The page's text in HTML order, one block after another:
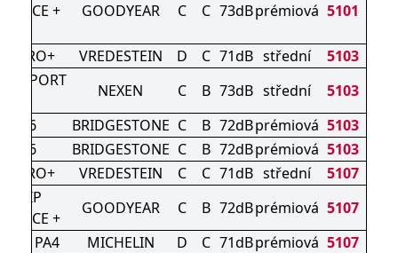
+
GOODYEAR C C 73dBprémiová 5101
PRO+ VREDESTEIN D C 71dB střední
5103
SPORT
NEXEN C B 73dB střední
5103
6
BRIDGESTONE C B 72dBprémiová 5103
6
BRIDGESTONE C B 72dBprémiová 5103
PRO+
VREDESTEIN C C 71dB střední
5107
+
GOODYEAR C B 72dBprémiová 5107
PA4
MICHELIN D C 71dBprémiová 5107